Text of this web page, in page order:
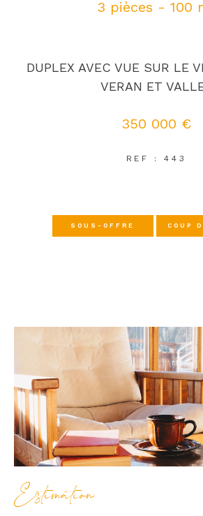
3 pièces - 100
DUPLEX AVEC VUE SUR LE
VERAN ET
350 000 €
REF : 443
SOUS-OFFRE COUP
Estimation